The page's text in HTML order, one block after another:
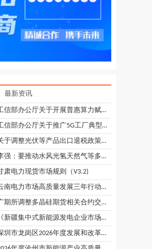
最新资讯
工信部办公厅关于开展普惠算力赋能中小企业发展专项行动的通知
工信部办公厅关于推广5G工厂典型应用实践的通知
关于调整光伏等产品出口退税政策的公告
李强：要推动水风光氢天然气等多能互补
肃电力现货市场规则（V3.2)
云南电力市场高质量发展三年行动计划印发实施
广期所调整多晶硅期货相关合约交易指令每次最小开仓下单数量、交易手续费标准、交易限额及交易保证金标准
《新疆集中式新能源发电企业市场报价管理实施方案（试行）》印发
深圳市龙岗区2026年度发展和改革专项资金关于支持新能源产业高质量发展实施细则申报指南（2026年）